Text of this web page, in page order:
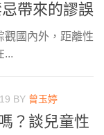
帶來的謬誤
觀國內外，距離性
...
BY 曾玉婷
？談兒童性